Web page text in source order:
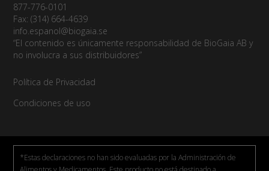
Perú
Puerto Rico
República Dominicana
Uruguay
877-776-0101
Fax: (314) 664-4639
info.espanol@biogaia.se
“El contenido es únicamente responsabilidad de BioGaia AB y
no involucra a sus distribuidores”
Política de Privacidad
Condiciones de uso
*Estas declaraciones no han sido evaluadas por la Administración de